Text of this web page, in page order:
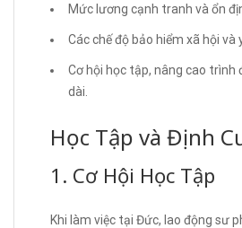
Mức lương cạnh tranh và ổn
Các chế độ bảo hiểm xã hội và
Cơ hội học tập, nâng cao trình
dài.
Học Tập và Định
1. Cơ Hội Học Tập
Khi làm việc tại Đức, lao động sư